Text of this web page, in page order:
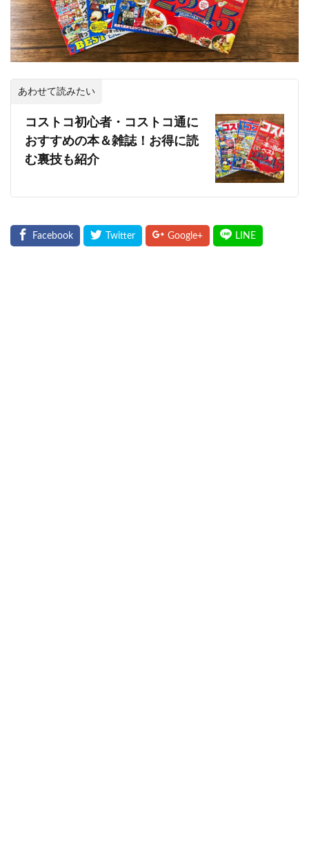
あわせて読みたい
コストコ初心者・コストコ通に
おすすめの本＆雑誌！お得に読
む裏技も紹介